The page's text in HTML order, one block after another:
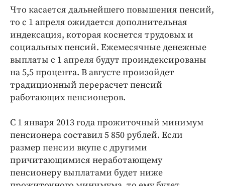
Спорт
Экономика и бизнес
ПРОЕКТЫ
Блоги
Издания
Медиаперсона
Интересное чтиво
Клиника года
Бренд года
Работодатель года
Что касается дальнейшего повышения пенсий,
то с 1 апреля ожидается дополнительная
индексация, которая коснется трудовых и
социальных пенсий. Ежемесячные денежные
выплаты с 1 апреля будут проиндексированы
на 5,5 процента. В августе произойдет
традиционный перерасчет пенсий
работающих пенсионеров.
С 1 января 2013 года прожиточный минимум
пенсионера составил 5 850 рублей. Если
размер пенсии вкупе с другими
причитающимися неработающему
пенсионеру выплатами будет ниже